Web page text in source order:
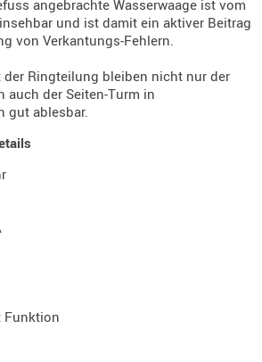
REINIGER
angebrachte Wasserwaage ist vom
und ist damit ein aktiver Beitrag
von Verkantungs-Fehlern.
der Ringteilung bleiben nicht nur der
auch der Seiten-Turm in
gut ablesbar.
Funktion